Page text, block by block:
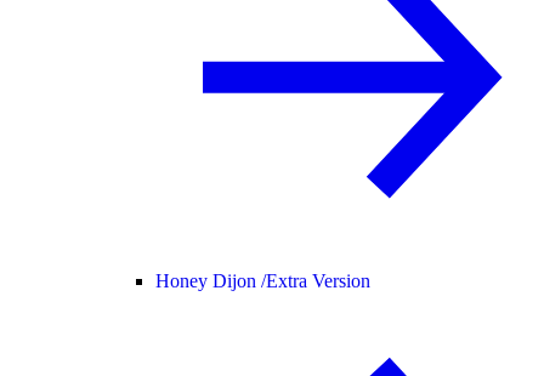
Honey Dijon /Extra Version